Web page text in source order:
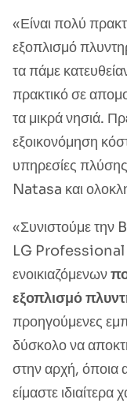
«Είναι πολύ
εξοπλισμό
τα πάμε
πρακτικό σε
τα μικρά νησιά.
εξοικονόμηση
υπηρεσίες
Natasa και
«Συνιστούμε την
LG Professional
ενοικιαζόμενων
εξοπλισμό
προηγούμενες
δύσκολο να
στην αρχή, όποια
είμαστε